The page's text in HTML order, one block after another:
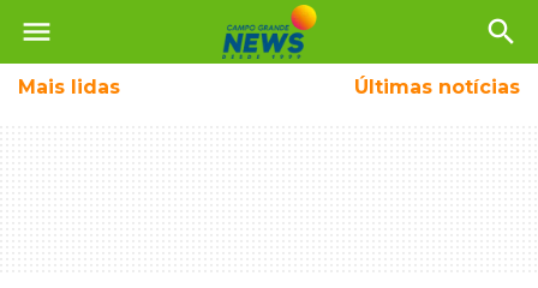
menu search
Mais lidas Últimas notícias